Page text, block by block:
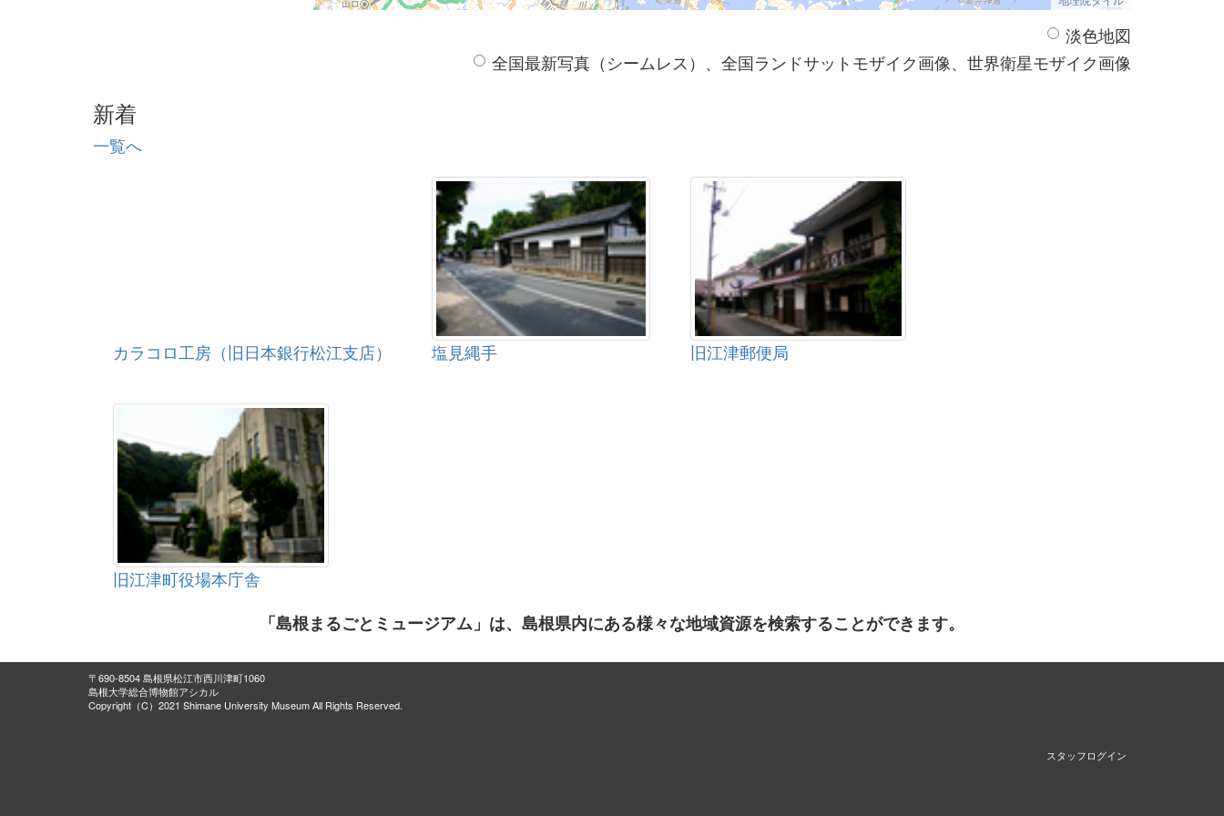
淡色地図
全国最新写真（シームレス）、全国ランドサットモザイク画像、世界衛星モザイク画像
新着
一覧へ
カラコロ工房（旧日本銀行松江支店） 塩見縄手 旧江津郵便局
旧江津町役場本庁舎
「島根まるごとミュージアム」は、島根県内にある様々な地域資源を検索することができます。
〒690-8504 島根県松江市西川津町1060
島根大学総合博物館アシカル
Copyright（C）2021 Shimane University Museum All Rights Reserved.
スタッフログイン